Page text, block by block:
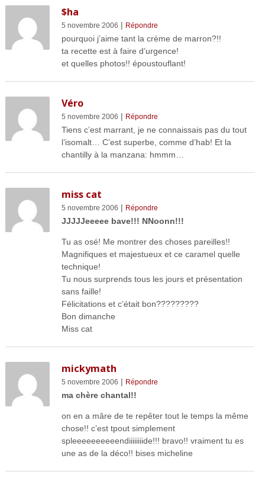
$ha
5 novembre 2006 | Répondre
pourquoi j’aime tant la crème de marron?!!
ta recette est à faire d’urgence!
et quelles photos!! époustouflant!
Véro
5 novembre 2006 | Répondre
Tiens c’est marrant, je ne connaissais pas du tout
l’isomalt… C’est superbe, comme d’hab! Et la
chantilly à la manzana: hmmm…
miss cat
5 novembre 2006 | Répondre
JJJJJeeeee bave!!! NNoonn!!!
Tu as osé! Me montrer des choses pareilles!!
Magnifiques et majestueux et ce caramel quelle
technique!
Tu nous surprends tous les jours et présentation
sans faille!
Félicitations et c’était bon?????????
Bon dimanche
Miss cat
mickymath
5 novembre 2006 | Répondre
ma chère chantal!!
on en a mâre de te repêter tout le temps la même
chose!! c’est tpout simplement
spleeeeeeeeeendiiiiiiiide!!! bravo!! vraiment tu es
une as de la déco!! bises micheline